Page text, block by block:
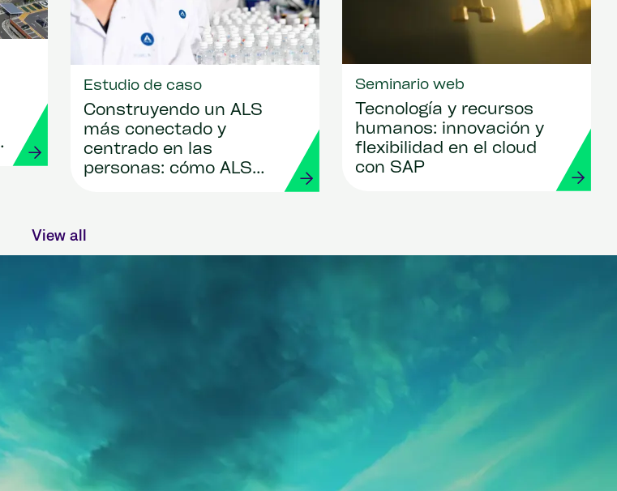
Estudio de caso
Construyendo un ALS
más conectado y
centrado en las
personas: cómo ALS
Strada
Seminario web
Tecnología y recursos
humanos: innovación y
flexibilidad en el cloud
con SAP
View all